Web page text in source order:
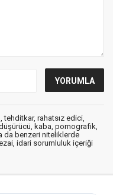
tehditkar, rahatsız edici,
düşürücü, kaba, pornografik,
da benzeri niteliklerde
idari sorumluluk içeriği